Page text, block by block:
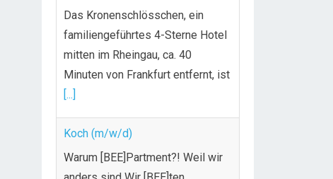
Das Kronenschlösschen, ein
familiengeführtes 4-Sterne Hotel
mitten im Rheingau, ca. 40
Minuten von Frankfurt entfernt, ist
[...]
Koch (m/w/d)
Warum [BEE]Partment?! Weil wir